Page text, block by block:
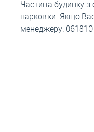
Частина будинку
парковки. Якщо
менеджеру: 061810